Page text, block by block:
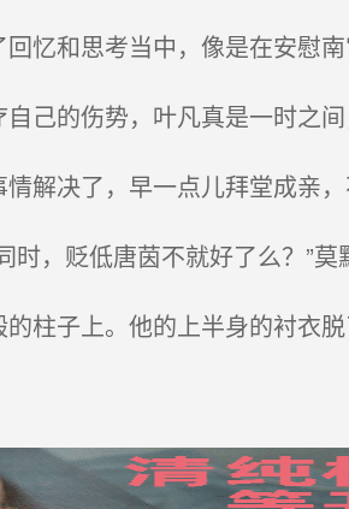
忆和思考当中，像是在安慰南
己的伤势，叶凡真是一时之间
解决了，早一点儿拜堂成亲，
，贬低唐茵不就好了么？”莫
柱子上。他的上半身的衬衣